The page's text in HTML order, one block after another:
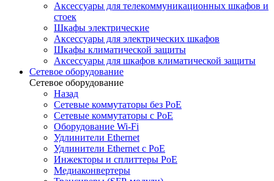
Аксессуары для телекоммуникационных шкафов и
стоек
Шкафы электрические
Аксессуары для электрических шкафов
Шкафы климатической защиты
Аксессуары для шкафов климатической защиты
Сетевое оборудование
Сетевое оборудование
Назад
Сетевые коммутаторы без PoE
Сетевые коммутаторы с PoE
Оборудование Wi-Fi
Удлинители Ethernet
Удлинители Ethernet с PoE
Инжекторы и сплиттеры PoE
Медиаконвертеры